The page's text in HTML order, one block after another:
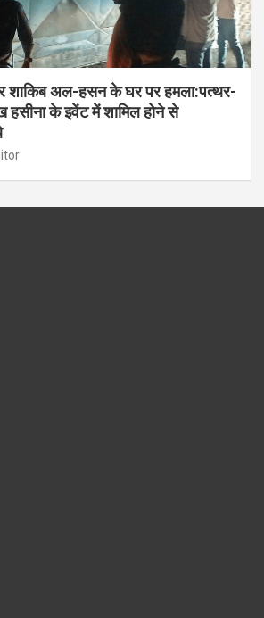
शाकिब अल-हसन के घर पर हमला:पत्थर-
के इवेंट में शामिल होने से